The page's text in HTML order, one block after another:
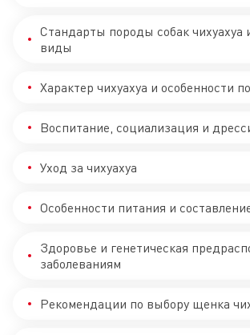
Стандарты породы собак чихуахуа
виды
Характер чихуахуа и особенности
Воспитание, социализация и
Уход за чихуахуа
Особенности питания и
Здоровье и генетическая
заболеваниям
Рекомендации по выбору щенка